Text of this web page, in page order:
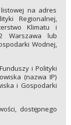
na adres
Regionalnej,
Klimatu i
Warszawa lub
Wodnej,
i Polityki
(nazwa IP)
i Gospodarki
dostępnego